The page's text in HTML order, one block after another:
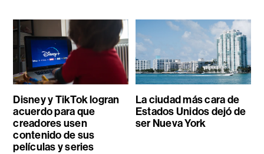
Disney y TikTok logran
acuerdo para que
creadores usen
contenido de sus
películas y series
La ciudad más cara de
Estados Unidos dejó de
ser Nueva York